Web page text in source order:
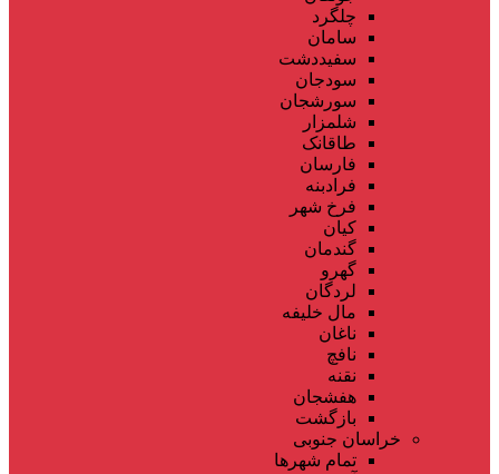
چلگرد
سامان
سفیددشت
سودجان
سورشجان
شلمزار
طاقانک
فارسان
فرادبنه
فرخ شهر
کیان
گندمان
گهرو
لردگان
مال خلیفه
ناغان
نافچ
نقنه
هفشجان
بازگشت
خراسان جنوبی
تمام شهر‌ها